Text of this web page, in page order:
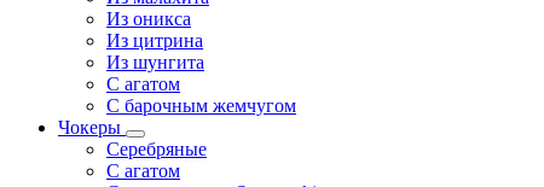
Из оникса
Из цитрина
Из шунгита
С агатом
С барочным жемчугом
Чокеры
Серебряные
С агатом